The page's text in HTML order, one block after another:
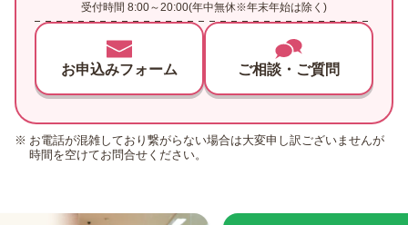
受付時間 8:00～20:00(年中無休※年末年始は除く)
お申込みフォーム ご相談・ご質問
お電話が混雑しており繋がらない場合は大変申し訳ございませんが
時間を空けてお問合せください。